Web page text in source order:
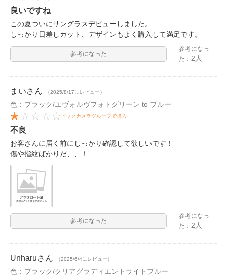
良いですね
この夏ついにサングラスデビューしました。
しっかり日差しカット、デザインもよく購入して満足です。
参考になった
参考になっ
た： 2人
まいさん （2025/8/17にレビュー）
色：ブラック/エヴォルヴフォトグリーン to ブルー
ビックカメラグループで購入
不良
お客さんに届く前にしっかり確認して欲しいです！
傷や指紋ばかりだ、、！
参考になった
参考になっ
た：2人
Unharuさん （2025/6/4にレビュー）
色：ブラック/クリアグラディエントライトブルー